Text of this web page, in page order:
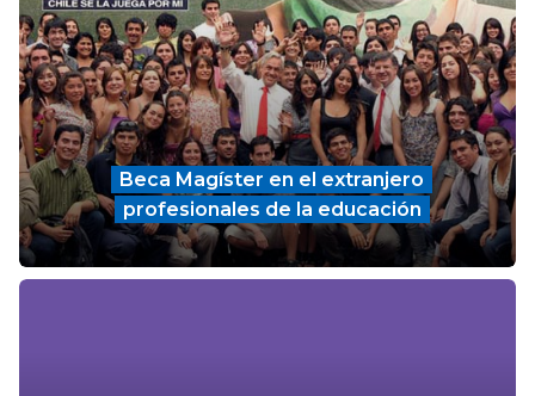
Beca Magíster en el extranjero
profesionales de la educación